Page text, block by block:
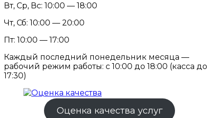
Вт, Ср, Вс: 10:00 — 18:00
Чт, Сб: 10:00 — 20:00
Пт: 10:00 — 17:00
Каждый последний понедельник месяца —
рабочий режим работы: с 10:00 до 18:00 (касса до
17:30)
Оценка качества услуг